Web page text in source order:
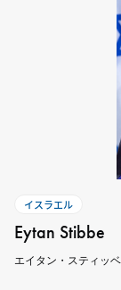
イスラエル
Eytan Stibbe
エイタン・スティッベ